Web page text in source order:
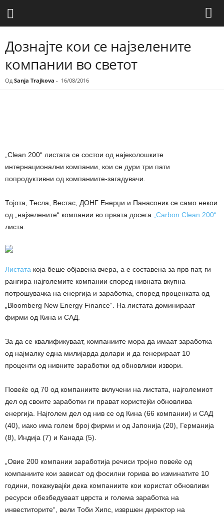
Дознајте кои се најзелените
компании во светот
Од Sanja Trajkova - 16/08/2016
„Clean 200“ листата се состои од најеколошките
интернационални компании, кои се дури три пати
попродуктивни од компаниите-загадувачи.
Тојота, Тесла, Вестас, ДОНГ Енерџи и Панасоник се само некои
од „најзелените“ компании во првата досега
„Carbon Clean 200“
листа.
Листата која беше објавена вчера, а е составена за прв пат, ги
рангира најголемите компании според нивната вкупна
потрошувачка на енергија и заработка, според проценката од
„Bloomberg New Energy Finance“. На листата доминираат
фирми од Кина и САД.
За да се квалификуваат, компаниите мора да имаат заработка
од најмалку една милијарда долари и да генерираат 10
проценти од нивните заработки од обновливи извори.
Повеќе од 70 од компаниите вклучени на листата, најголемиот
дел од своите заработки ги прават користејќи обновлива
енергија. Најголем дел од нив се од Кина (66 компании) и САД
(40), иако има голем број фирми и од Јапонија (20), Германија
(8), Индија (7) и Канада (5).
„Овие 200 компании заработија речиси тројно повеќе од
компаниите кои зависат од фосилни горива во изминатите 10
години, покажувајќи дека компаниите кои користат обновливи
ресурси обезбедуваат цврста и голема заработка на
инвеститорите“, вели Тоби Хипс, извршен директор на